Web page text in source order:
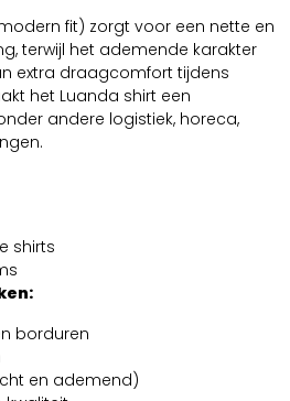
fit) zorgt voor een nette en
terwijl het ademende karakter
extra draagcomfort tijdens
het Luanda shirt een
andere logistiek, horeca,
shirts
borduren
en ademend)